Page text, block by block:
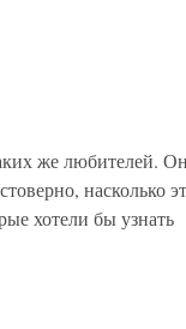
же любителей.
насколько
хотели бы узнать